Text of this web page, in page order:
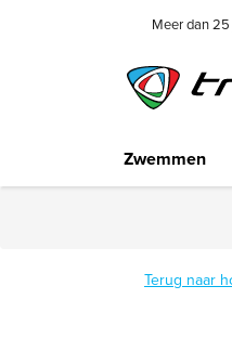
Meer dan
Zwemmen
Terug naar